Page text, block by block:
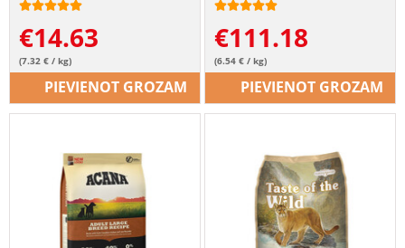
€14.63
(7.32 € / kg)
PIEVIENOT GROZAM
€111.18
(6.54 € / kg)
PIEVIENOT GROZAM